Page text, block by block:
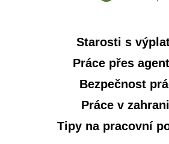
Starosti s
Práce přes
Bezpečnost
Práce v
Tipy na pracovní